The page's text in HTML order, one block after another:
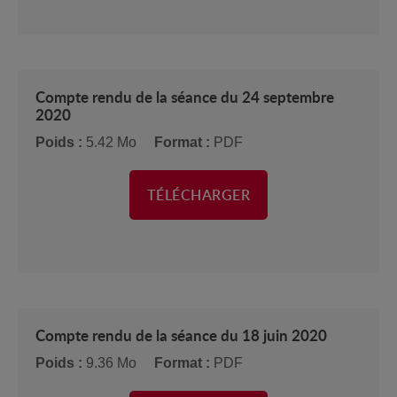
Compte rendu de la séance du 24 septembre
2020
Poids : 5.42 Mo Format : PDF
TÉLÉCHARGER
Compte rendu de la séance du 18 juin 2020
Poids : 9.36 Mo Format : PDF